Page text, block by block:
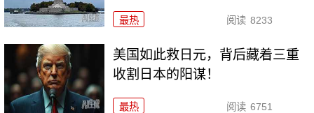
最热 阅读 8233
美国如此救日元，背后藏着三重
收割日本的阳谋！
最热 阅读 6751